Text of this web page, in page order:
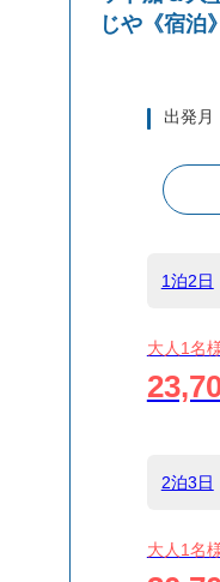
じや《宿泊
出発月
出発港
島
宿泊名
1泊2日
大人1名
2泊3日
大人1名